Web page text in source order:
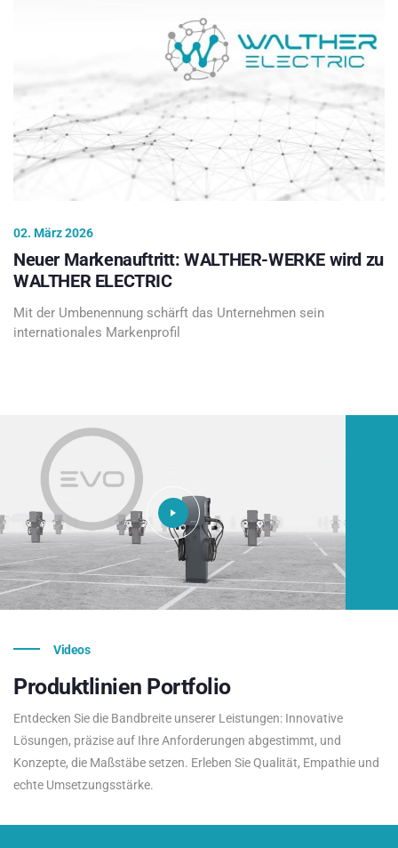
02. März 2026
Neuer Markenauftritt: WALTHER-WERKE wird zu
WALTHER ELECTRIC
Mit der Umbenennung schärft das Unternehmen sein
internationales Markenprofil
Videos
Produktlinien Portfolio
Entdecken Sie die Bandbreite unserer Leistungen: Innovative
Lösungen, präzise auf Ihre Anforderungen abgestimmt, und
Konzepte, die Maßstäbe setzen. Erleben Sie Qualität, Empathie und
echte Umsetzungsstärke.